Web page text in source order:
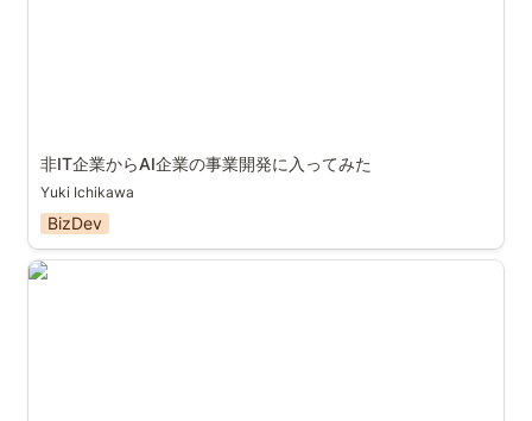
非IT企業からAI企業の事業開発に入ってみた
Yuki Ichikawa
BizDev
ワーママがAIスタートアップってはいれるの？